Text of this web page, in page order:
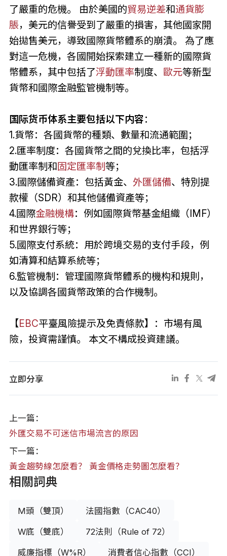
了嚴重的危機。 由於美國的貿易逆差和通貨膨
脹，美元的信譽受到了嚴重的損害，其他國家開
始拋售美元，導致國際貨幣體系的崩潰。 為了應
對這一危機，各國開始探索建立一種新的國際貨
幣體系，其中包括了浮動匯率制度、 歐元等新型
貨幣和國際金融監管機制等。
国际货币体系主要包括以下内容：
1.貨幣：各國貨幣的種類、數量和流通範圍；
2.匯率制度：各國貨幣之間的兌換比率，包括浮
動匯率制和固定匯率制等；
3.國際儲備資產：包括黃金、 外匯儲備、特別提
款權（SDR）和其他儲備資產等；
4.國際金融機構：例如國際貨幣基金組織（IMF）
和世界銀行等；
5.國際支付系統：用於跨境交易的支付手段，例
如清算和結算系統等；
6.監管機制：管理國際貨幣體系的機构和規則，
以及協調各國貨幣政策的合作機制。
【EBC平臺風險提示及免責條款】：市場有風
險，投資需謹慎。 本文不構成投資建議。
立即分享
上一篇：
外匯交易不可迷信市場流言的原因
下一篇：
黃金趨勢線怎麼看？ 黃金價格走勢圖怎麼看？
相關詞典
M頭（雙頂） 法國指數（CAC40）
W底（雙底） 72法則（Rule of 72）
威廉指標（W%R） 消費者信心指數（CCI）